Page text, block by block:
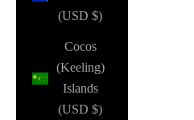
(USD $)
Cocos
(Keeling)
Islands
(USD $)